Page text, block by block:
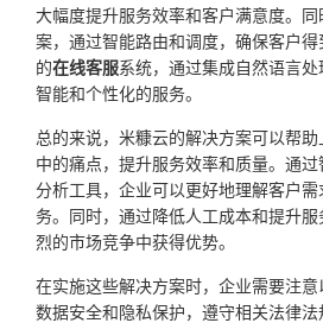
大幅度提升服务效率和客户满意度。同
案，通过智能路由和调度，确保客户
的在线客服系统，通过集成自然语言
智能和个性化的服务。
总的来说，米糠云的解决方案可以帮
中的痛点，提升服务效率和质量。通
分析工具，企业可以更好地理解客户
务。同时，通过降低人工成本和提升
烈的市场竞争中获得优势。
在实施这些解决方案时，企业需要注
数据安全和隐私保护，遵守相关法律